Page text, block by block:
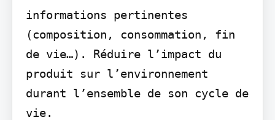
informations pertinentes
(composition, consommation, fin
de vie…). Réduire l’impact du
produit sur l’environnement
durant l’ensemble de son cycle de
vie.